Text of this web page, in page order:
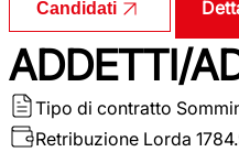
Candidati
ADDETTI/
Tipo di contratto
Retribuzione Lorda